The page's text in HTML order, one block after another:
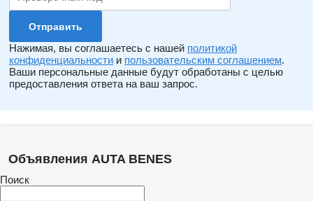
Нажимая, вы соглашаетесь с нашей политикой
конфиденциальности и пользовательским соглашением.
Ваши персональные данные будут обработаны с целью
предоставления ответа на ваш запрос.
Объявления AUTA BENES
Поиск